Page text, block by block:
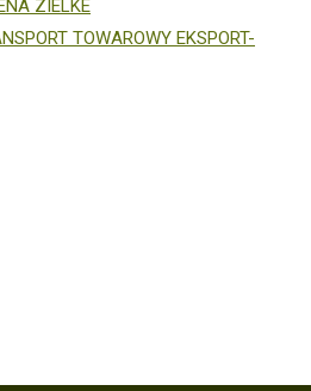
ZIELKE
TOWAROWY EKSPORT-